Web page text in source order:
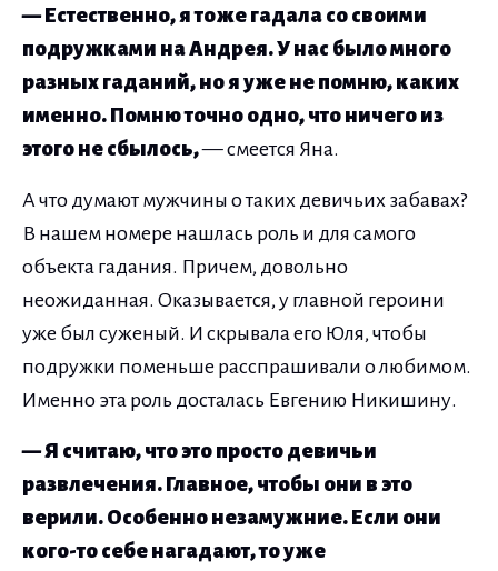
— Естественно, я тоже гадала со своими
подружками на Андрея. У нас было много
разных гаданий, но я уже не помню, каких
именно. Помню точно одно, что ничего из
этого не сбылось,— смеется Яна.
А что думают мужчины о таких девичьих забавах?
В нашем номере нашлась роль и для самого
объекта гадания. Причем, довольно
неожиданная. Оказывается, у главной героини
уже был суженый. И скрывала его Юля, чтобы
подружки поменьше расспрашивали о любимом.
Именно эта роль досталась Евгению Никишину.
— Я считаю, что это просто девичьи
развлечения. Главное, чтобы они в это
верили. Особенно незамужние. Если они
кого-то себе нагадают, то уже